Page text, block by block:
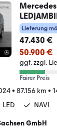
Lieferung
47.430 €
50.900 €
ggf. zzgl.
Fairer Preis
• 87.156 km •
LED NAVI
GmbH